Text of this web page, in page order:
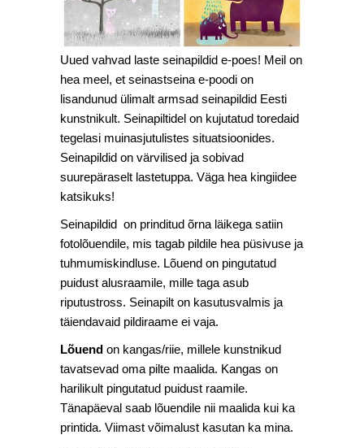
Uued vahvad laste seinapildid e-poes! Meil on
hea meel, et seinastseina e-poodi on
lisandunud ülimalt armsad seinapildid Eesti
kunstnikult. Seinapiltidel on kujutatud toredaid
tegelasi muinasjutulistes situatsioonides.
Seinapildid on värvilised ja sobivad
suurepäraselt lastetuppa. Väga hea kingiidee
katsikuks!
Seinapildid on prinditud õrna läikega satiin
fotolõuendile, mis tagab pildile hea püsivuse ja
tuhmumiskindluse. Lõuend on pingutatud
puidust alusraamile, mille taga asub
riputustross. Seinapilt on kasutusvalmis ja
täiendavaid pildiraame ei vaja.
Lõuend on kangas/riie, millele kunstnikud
tavatsevad oma pilte maalida. Kangas on
harilikult pingutatud puidust raamile.
Tänapäeval saab lõuendile nii maalida kui ka
printida. Viimast võimalust kasutan ka mina.